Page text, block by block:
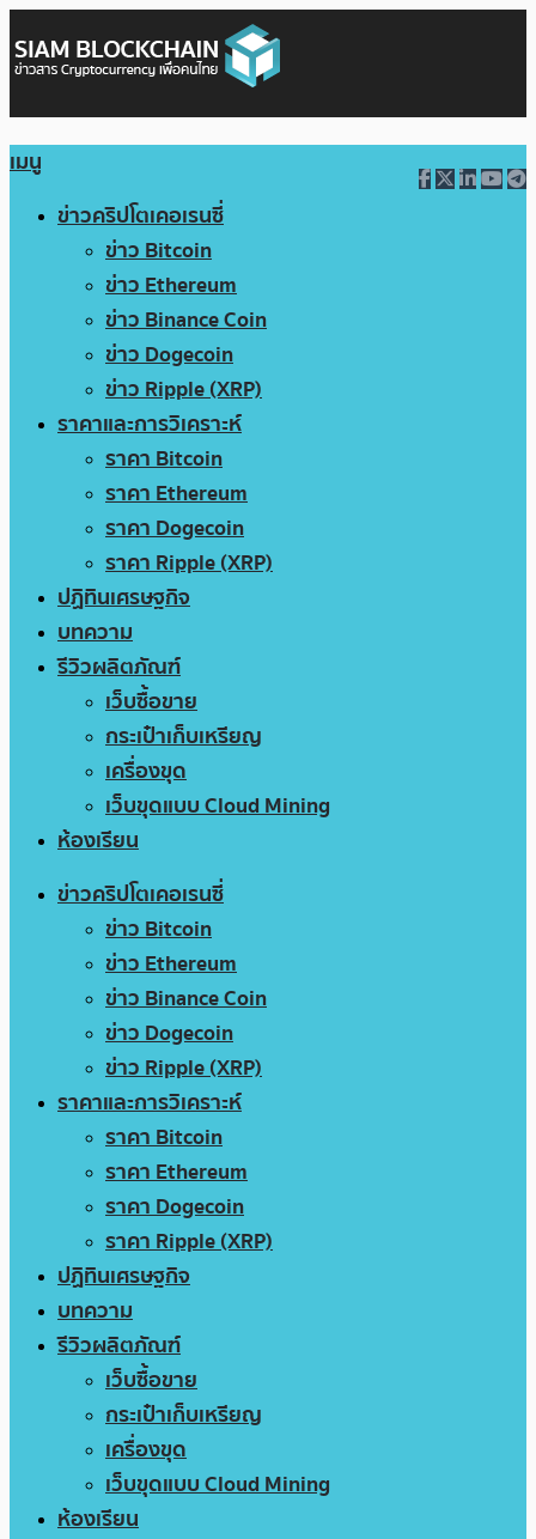
เมนู
ข่าวคริปโตเคอเรนซี่
ข่าว Bitcoin
ข่าว Ethereum
ข่าว Binance Coin
ข่าว Dogecoin
ข่าว Ripple (XRP)
ราคาและการวิเคราะห์
ราคา Bitcoin
ราคา Ethereum
ราคา Dogecoin
ราคา Ripple (XRP)
ปฏิทินเศรษฐกิจ
บทความ
รีวิวผลิตภัณฑ์
เว็บซื้อขาย
กระเป๋าเก็บเหรียญ
เครื่องขุด
เว็บขุดแบบ Cloud Mining
ห้องเรียน
ข่าวคริปโตเคอเรนซี่
ข่าว Bitcoin
ข่าว Ethereum
ข่าว Binance Coin
ข่าว Dogecoin
ข่าว Ripple (XRP)
ราคาและการวิเคราะห์
ราคา Bitcoin
ราคา Ethereum
ราคา Dogecoin
ราคา Ripple (XRP)
ปฏิทินเศรษฐกิจ
บทความ
รีวิวผลิตภัณฑ์
เว็บซื้อขาย
กระเป๋าเก็บเหรียญ
เครื่องขุด
เว็บขุดแบบ Cloud Mining
ห้องเรียน